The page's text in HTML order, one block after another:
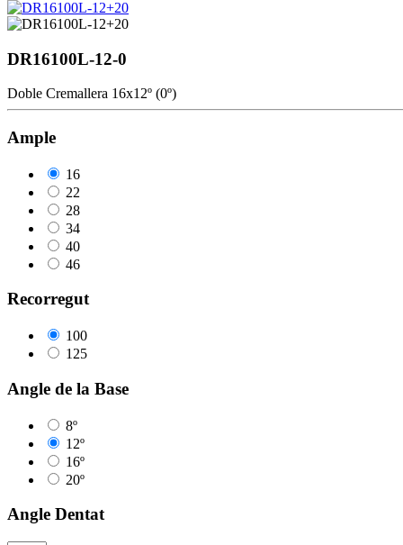
DR16100L-12-0
Doble Cremallera 16x12º (0º)
Ample
16
22
28
34
40
46
Recorregut
100
125
Angle de la Base
8º
12º
16º
20º
Angle Dentat